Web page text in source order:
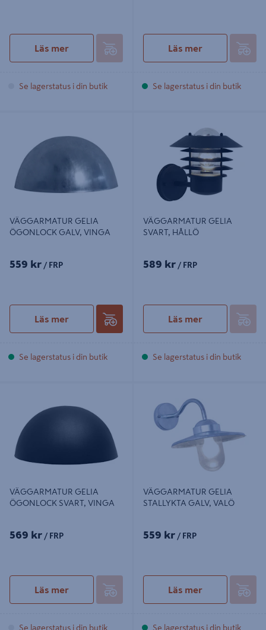
Läs mer
Se lagerstatus i din butik
Läs mer
Se lagerstatus i din butik
VÄGGARMATUR GELIA
ÖGONLOCK GALV, VINGA
559 kr / FRP
Läs mer
Se lagerstatus i din butik
VÄGGARMATUR GELIA
SVART, HÅLLÖ
589 kr / FRP
Läs mer
Se lagerstatus i din butik
VÄGGARMATUR GELIA
ÖGONLOCK SVART, VINGA
569 kr / FRP
Läs mer
Se lagerstatus i din butik
STALLYKTA GALV, VALÖ
VÄGGARMATUR GELIA
STALLYKTA GALV, VALÖ
559 kr / FRP
Läs mer
Se lagerstatus i din butik